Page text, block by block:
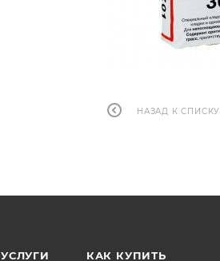
НАЗАД К СПИСКУ
УСЛУГИ КАК КУПИТЬ